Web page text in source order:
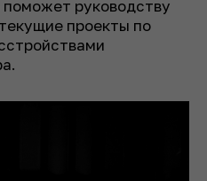
руководству
проекты по